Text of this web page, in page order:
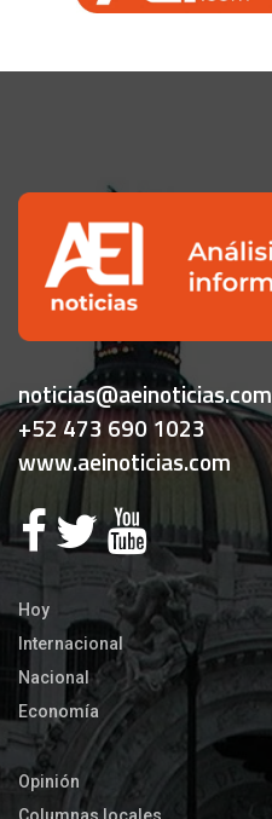
noticias@aeinoticias.com
+52 473 690 1023
www.aeinoticias.com
Hoy
Internacional
Nacional
Economía
Opinión
Columnas locales